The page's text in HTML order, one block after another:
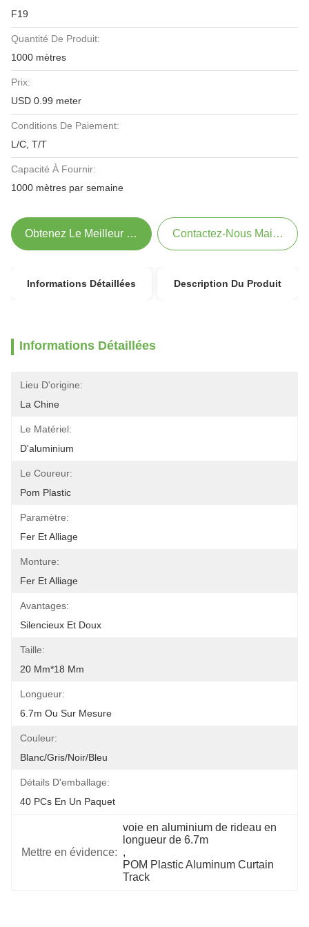
F19
Quantité De Produit:
1000 mètres
Prix:
USD 0.99 meter
Conditions De Paiement:
L/C, T/T
Capacité À Fournir:
1000 mètres par semaine
Obtenez Le Meilleur Prix Contactez-Nous Maintenant
Informations Détaillées Description Du Produit
Informations Détaillées
Lieu D'origine:
La Chine
Le Matériel:
D'aluminium
Le Coureur:
Pom Plastic
Paramètre:
Fer Et Alliage
Monture:
Fer Et Alliage
Avantages:
Silencieux Et Doux
Taille:
20 Mm*18 Mm
Longueur:
6.7m Ou Sur Mesure
Couleur:
Blanc/gris/noir/bleu
Détails D'emballage:
40 PCs En Un Paquet
Mettre en évidence:
voie en aluminium de rideau en
longueur de 6.7m
,
POM Plastic Aluminum Curtain
Track